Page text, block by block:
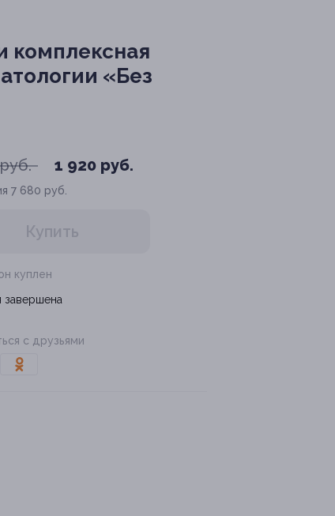
комплексная
«Без
1 920 руб.
7 680 руб.
Купить
куплен
завершена
с друзьями